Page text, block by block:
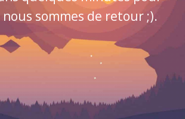
sommes de retour ;).